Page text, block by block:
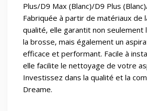
Plus/D9 Max (Blanc)/D9 Plus
Fabriquée à partir de matériaux de
qualité, elle garantit non seulement
la brosse, mais également un
efficace et performant. Facile à
elle facilite le nettoyage de votre
Investissez dans la qualité et la
Dreame.